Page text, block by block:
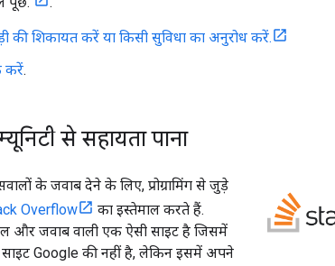
की शिकायत करें या किसी सुविधा का अनुरोध करें.
करें.
से सहायता पाना
के जवाब देने के लिए, प्रोग्रामिंग से जुड़े
Overflow
का इस्तेमाल करते हैं.
और जवाब वाली एक ऐसी साइट है जिसमें
Google की नहीं है, लेकिन इसमें अपने